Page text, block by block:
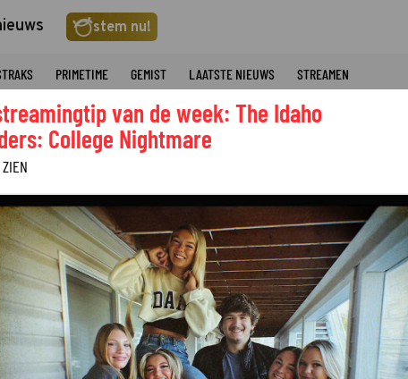
stem nu!
PRIMETIME GEMIST LAATSTE NIEUWS STREAMEN
van de week: The Idaho
College Nightmare